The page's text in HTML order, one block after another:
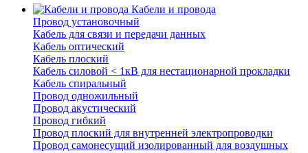
Кабели и провода
Провод установочный
Кабель для связи и передачи данных
Кабель оптический
Кабель плоский
Кабель силовой < 1кВ для нестационарной прокладки
Кабель спиральный
Провод одножильный
Провод акустический
Провод гибкий
Провод плоский для внутренней электропроводки
Провод самонесущий изолированный для воздушных